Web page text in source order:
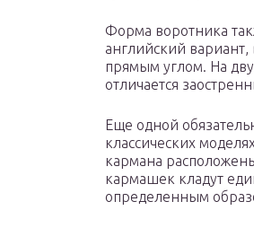
Форма воротника
английский
прямым углом. На
отличается
Еще одной
классических
кармана
кармашек кладут
определенным